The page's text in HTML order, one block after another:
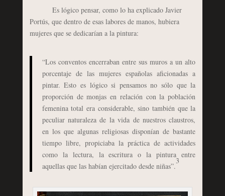
Es lógico pensar, como lo ha explicado Javier
Portús, que dentro de esas labores de manos, hubiera
mujeres que se dedicarían a la pintura:
“Los conventos encerraban entre sus muros a un alto
porcentaje de las mujeres españolas aficionadas a
pintar. Esto es lógico si pensamos no sólo que la
proporción de monjas en relación con la población
femenina total era considerable, sino también que la
peculiar naturaleza de la vida de nuestros claustros,
en los que algunas religiosas disponían de bastante
tiempo libre, propiciaba la práctica de actividades
como la lectura, la escritura o la pintura entre
aquellas que las habían ejercitado desde niñas”.
3